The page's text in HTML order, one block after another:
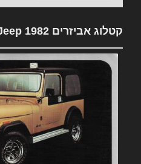
קטלוג אביזרים 1982 Jeep